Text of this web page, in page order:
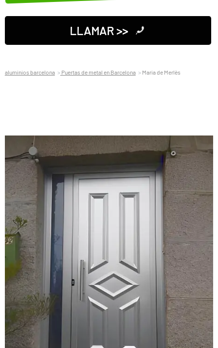
LLAMAR >>
aluminios barcelona Puertas de metal en Barcelona Maria de Merlès